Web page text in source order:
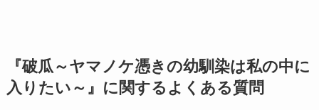
『破瓜～ヤマノケ憑きの幼馴染は私の中に
入りたい～』に関するよくある質問